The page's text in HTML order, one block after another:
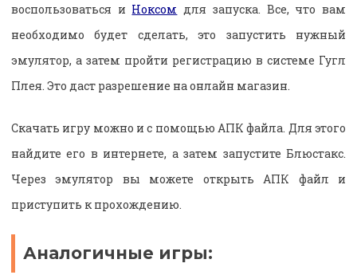
воспользоваться и Ноксом для запуска. Все, что вам
необходимо будет сделать, это запустить нужный
эмулятор, а затем пройти регистрацию в системе Гугл
Плея. Это даст разрешение на онлайн магазин.
Скачать игру можно и с помощью АПК файла. Для этого
найдите его в интернете, а затем запустите Блюстакс.
Через эмулятор вы можете открыть АПК файл и
приступить к прохождению.
Аналогичные игры: